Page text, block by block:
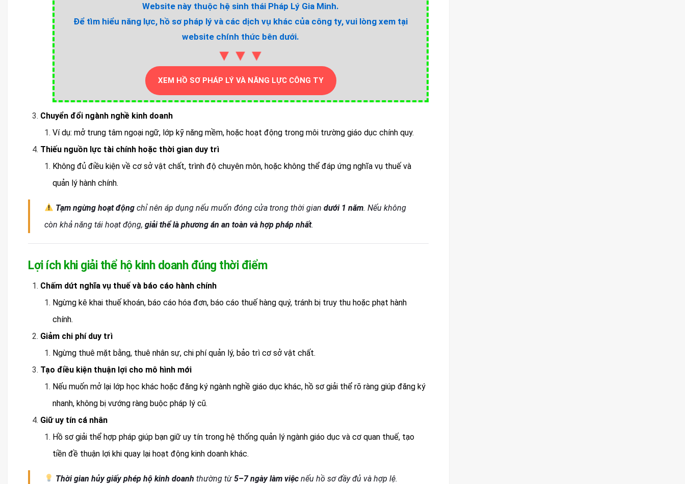
Website này thuộc hệ sinh thái Pháp Lý Gia Minh.
Để tìm hiểu năng lực, hồ sơ pháp lý và các dịch vụ khác của công ty, vui lòng xem tại
website chính thức bên dưới.
▼▼▼
XEM HỒ SƠ PHÁP LÝ VÀ NĂNG LỰC CÔNG TY
Chuyển đổi ngành nghề kinh doanh
Ví dụ: mở trung tâm ngoại ngữ, lớp kỹ năng mềm, hoặc hoạt động trong môi trường giáo dục chính quy.
Thiếu nguồn lực tài chính hoặc thời gian duy trì
Không đủ điều kiện về cơ sở vật chất, trình độ chuyên môn, hoặc không thể đáp ứng nghĩa vụ thuế và
quản lý hành chính.
Tạm ngừng hoạt động chỉ nên áp dụng nếu muốn đóng cửa trong thời giandưới 1 năm. Nếu không
còn khả năng tái hoạt động, giải thể là phương án an toàn và hợp pháp nhất.
Lợi ích khi giải thể hộ kinh doanh đúng thời điểm
Chấm dứt nghĩa vụ thuế và báo cáo hành chính
Ngừng kê khai thuế khoán, báo cáo hóa đơn, báo cáo thuế hàng quý, tránh bị truy thu hoặc phạt hành
chính.
Giảm chi phí duy trì
Ngừng thuê mặt bằng, thuê nhân sự, chi phí quản lý, bảo trì cơ sở vật chất.
Tạo điều kiện thuận lợi cho mô hình mới
Nếu muốn mở lại lớp học khác hoặc đăng ký ngành nghề giáo dục khác, hồ sơ giải thể rõ ràng giúp đăng ký
nhanh, không bị vướng ràng buộc pháp lý cũ.
Giữ uy tín cá nhân
Hồ sơ giải thể hợp pháp giúp bạn giữ uy tín trong hệ thống quản lý ngành giáo dục và cơ quan thuế, tạo
tiền đề thuận lợi khi quay lại hoạt động kinh doanh khác.
Thời gian hủy giấy phép hộ kinh doanh thường từ5–7 ngày làm việc nếu hồ sơ đầy đủ và hợp lệ.